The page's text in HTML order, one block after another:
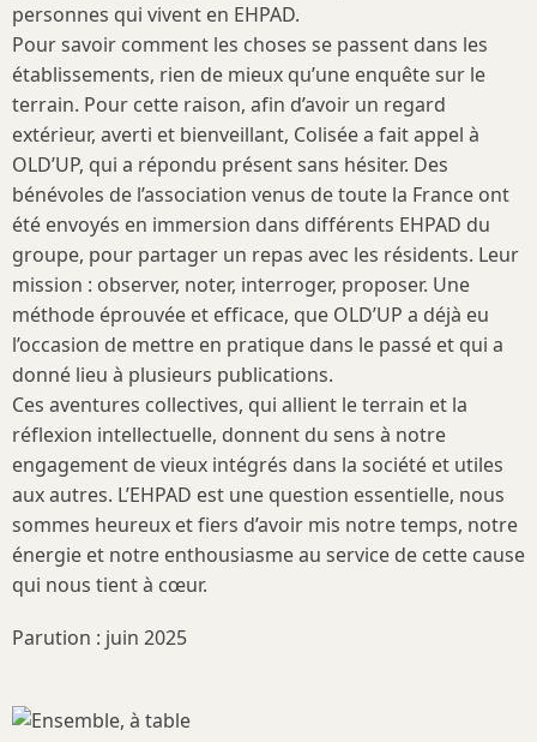
personnes qui vivent en EHPAD.
Pour savoir comment les choses se passent dans les
établissements, rien de mieux qu’une enquête sur le
terrain. Pour cette raison, afin d’avoir un regard
extérieur, averti et bienveillant, Colisée a fait appel à
OLD’UP, qui a répondu présent sans hésiter. Des
bénévoles de l’association venus de toute la France ont
été envoyés en immersion dans différents EHPAD du
groupe, pour partager un repas avec les résidents. Leur
mission : observer, noter, interroger, proposer. Une
méthode éprouvée et efficace, que OLD’UP a déjà eu
l’occasion de mettre en pratique dans le passé et qui a
donné lieu à plusieurs publications.
Ces aventures collectives, qui allient le terrain et la
réflexion intellectuelle, donnent du sens à notre
engagement de vieux intégrés dans la société et utiles
aux autres. L’EHPAD est une question essentielle, nous
sommes heureux et fiers d’avoir mis notre temps, notre
énergie et notre enthousiasme au service de cette cause
qui nous tient à cœur.
Parution : juin 2025